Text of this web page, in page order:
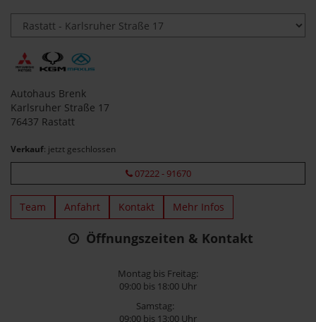
Autohaus Brenk
Karlsruher Straße 17
76437 Rastatt
Verkauf: jetzt geschlossen
07222 - 91670
Team Anfahrt Kontakt Mehr Infos
Öffnungszeiten & Kontakt
Montag bis Freitag:
09:00 bis 18:00 Uhr
Samstag:
09:00 bis 13:00 Uhr